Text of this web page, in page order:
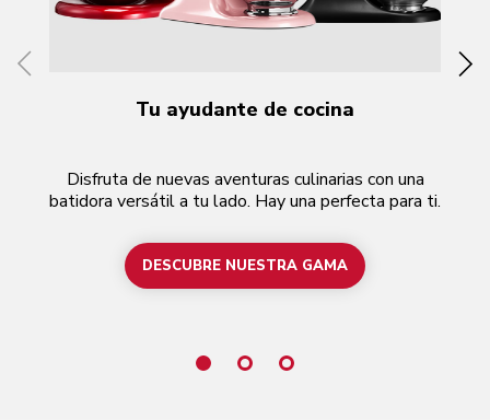
Tu ayudante de cocina
Disfruta de nuevas aventuras culinarias con una
batidora versátil a tu lado. Hay una perfecta para ti.
DESCUBRE NUESTRA GAMA